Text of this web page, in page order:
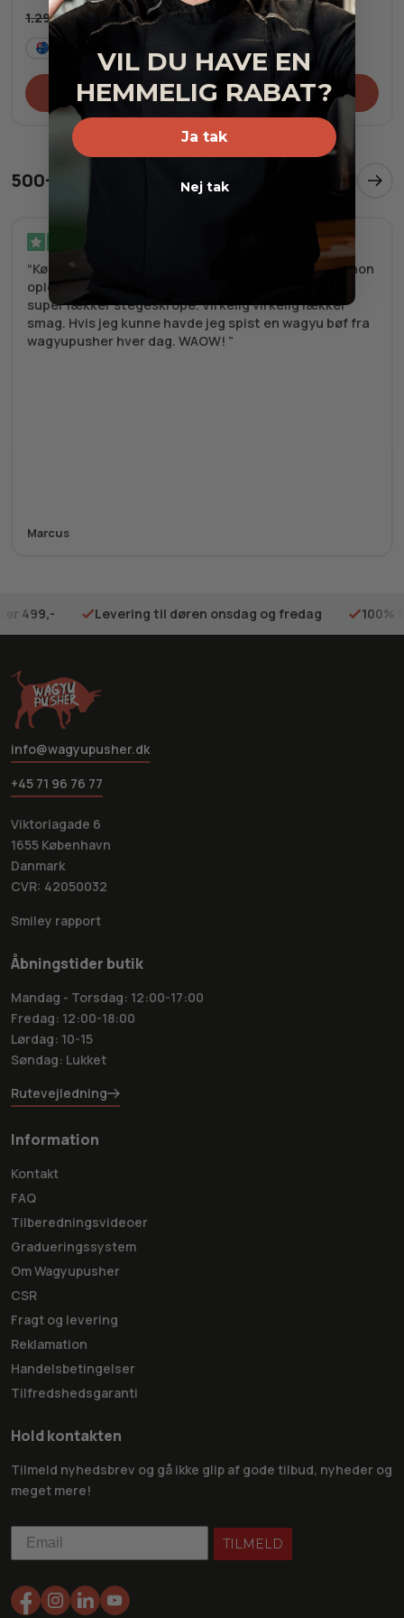
1.293,50kr.
Tilføj til kurv
Frost
Tilføj til kurv
500+ tilfredse kunder
Købte en value box, wagyu stegefedt og glace. Kanon
oplevelse, de smukkeste stykker kød jeg har set og
super lækker stegeskrope. Virkelig virkelig lækker
smag. Hvis jeg kunne havde jeg spist en wagyu bøf fra
wagyupusher hver dag. WAOW!
Marcus
499,- Levering til døren onsdag og fredag 100%
info@wagyupusher.dk
+45 71 96 76 77
Viktoriagade 6
1655 København
Danmark
CVR: 42050032
Smiley rapport
Åbningstider butik
Mandag - Torsdag: 12:00-17:00
Fredag: 12:00-18:00
Lørdag: 10-15
Søndag: Lukket
Rutevejledning
Information
Kontakt
FAQ
Tilberedningsvideoer
Gradueringssystem
Om Wagyupusher
CSR
Fragt og levering
Reklamation
Handelsbetingelser
Tilfredshedsgaranti
Hold kontakten
Tilmeld nyhedsbrev og gå ikke glip af gode tilbud, nyheder og
meget mere!
TILMELD
VIL DU HAVE EN
HEMMELIG RABAT?
Ja tak
Nej tak